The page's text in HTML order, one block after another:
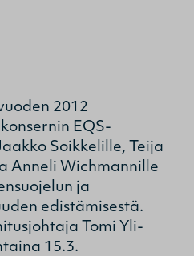
2012
EQS-
Soikkelille, Teija
Anneli Wichmannille
ja
edistämisestä.
Tomi Yli-
15.3.